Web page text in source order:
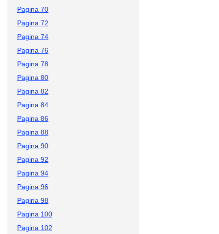
Pagina 70
Pagina 72
Pagina 74
Pagina 76
Pagina 78
Pagina 80
Pagina 82
Pagina 84
Pagina 86
Pagina 88
Pagina 90
Pagina 92
Pagina 94
Pagina 96
Pagina 98
Pagina 100
Pagina 102